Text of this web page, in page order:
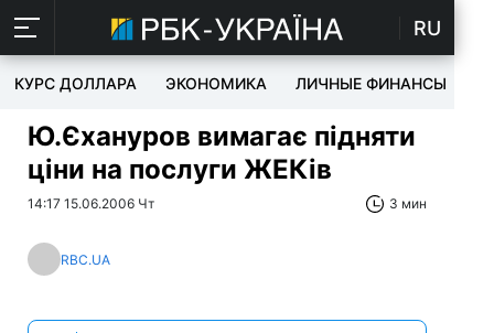
RU
КУРС ДОЛЛАРА ЭКОНОМИКА ЛИЧНЫЕ ФИНАНСЫ
Ю.Єхануров вимагає підняти
ціни на послуги ЖЕКів
14:17 15.06.2006 Чт 3 мин
RBC.UA